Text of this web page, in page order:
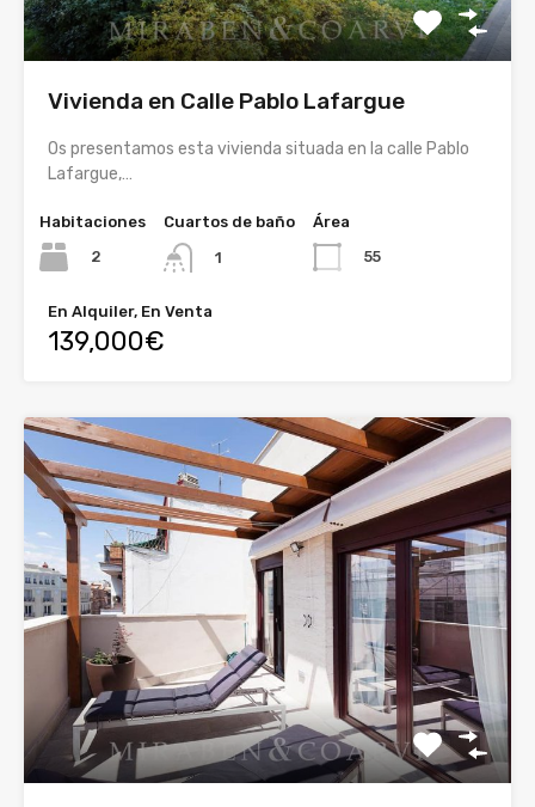
Vivienda en Calle Pablo Lafargue
Os presentamos esta vivienda situada en la calle Pablo
Lafargue,…
Habitaciones
2
Cuartos de baño
1
Área
55
En Alquiler, En Venta
139,000€